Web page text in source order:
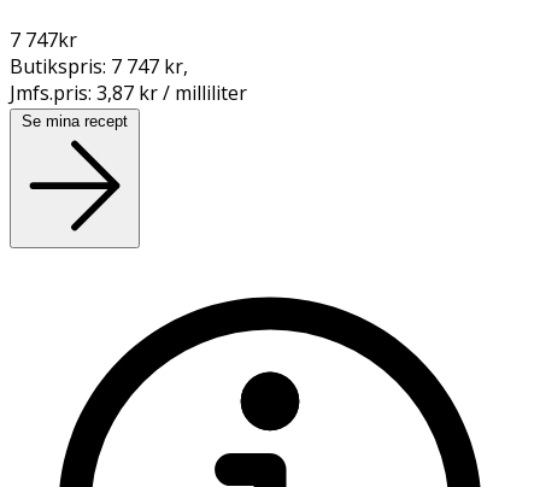
7 747kr
Butikspris: 7 747 kr,
Jmfs.pris: 3,87 kr / milliliter
Se mina recept